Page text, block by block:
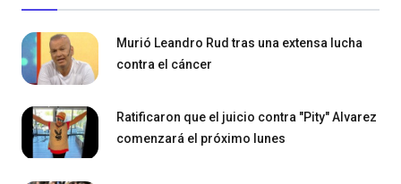
Murió Leandro Rud tras una extensa lucha
contra el cáncer
Ratificaron que el juicio contra "Pity" Alvarez
comenzará el próximo lunes